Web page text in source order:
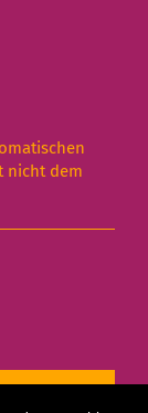
nicht dem